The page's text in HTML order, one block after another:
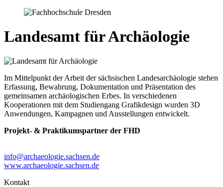
Landesamt für Archäologie
Im Mittelpunkt der Arbeit der sächsischen Landesarchäologie stehen
Erfassung, Bewahrung, Dokumentation und Präsentation des
gemeinsamen archäologischen Erbes. In verschiedenen
Kooperationen mit dem Studiengang Grafikdesign wurden 3D
Anwendungen, Kampagnen und Ausstellungen entwickelt.
Projekt- & Praktikumspartner der FHD
info@archaeologie.sachsen.de
www.archaeologie.sachsen.de
Kontakt